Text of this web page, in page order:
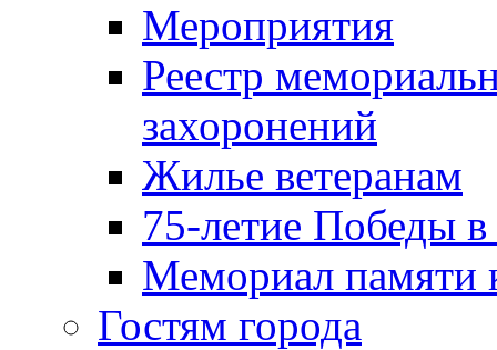
Мероприятия
Реестр
захоронений
Жилье ветеранам
75-летие Победы
Мемориал памяти
Гостям города